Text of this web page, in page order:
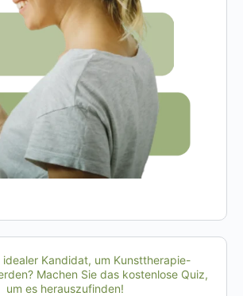
idealer Kandidat, um Kunsttherapie-
Machen Sie das kostenlose Quiz,
um es herauszufinden!